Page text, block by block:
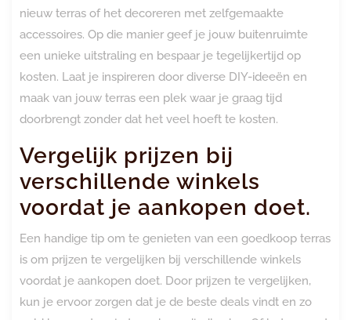
nieuw terras of het decoreren met zelfgemaakte
accessoires. Op die manier geef je jouw buitenruimte
een unieke uitstraling en bespaar je tegelijkertijd op
kosten. Laat je inspireren door diverse DIY-ideeën en
maak van jouw terras een plek waar je graag tijd
doorbrengt zonder dat het veel hoeft te kosten.
Vergelijk prijzen bij
verschillende winkels
voordat je aankopen doet.
Een handige tip om te genieten van een goedkoop terras
is om prijzen te vergelijken bij verschillende winkels
voordat je aankopen doet. Door prijzen te vergelijken,
kun je ervoor zorgen dat je de beste deals vindt en zo